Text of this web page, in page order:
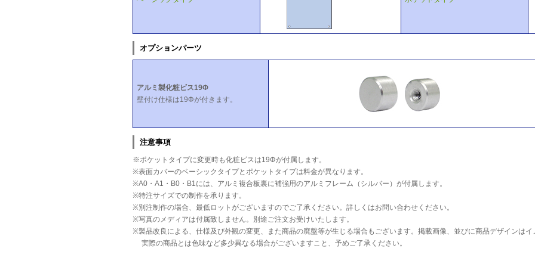
オプションパーツ
アルミ製化粧ビス19Φ
壁付け仕様は19Φが付きます。
注意事項
※ポケットタイプに変更時も化粧ビスは19Φが付属します。
※表面カバーのベーシックタイプとポケットタイプは料金が異なります。
※A0・A1・B0・B1には、アルミ複合板裏に補強用のアルミフレーム（シルバー）が付属します。
※特注サイズでの制作を承ります。
※別注制作の場合、最低ロットがございますのでご了承ください。詳しくはお問い合わせください。
※写真のメディアは付属致しません。別途ご注文お受けいたします。
※製品改良による、仕様及び外観の変更、また商品の廃盤等が生じる場合もございます。掲載画像、並びに商品デザインはイ
実際の商品とは色味など多少異なる場合がございますこと、予めご了承ください。